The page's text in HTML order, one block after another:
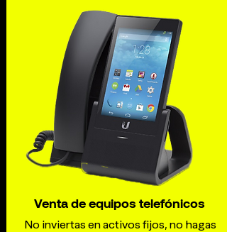
Venta de equipos telefónicos
No inviertas en activos fijos, no hagas